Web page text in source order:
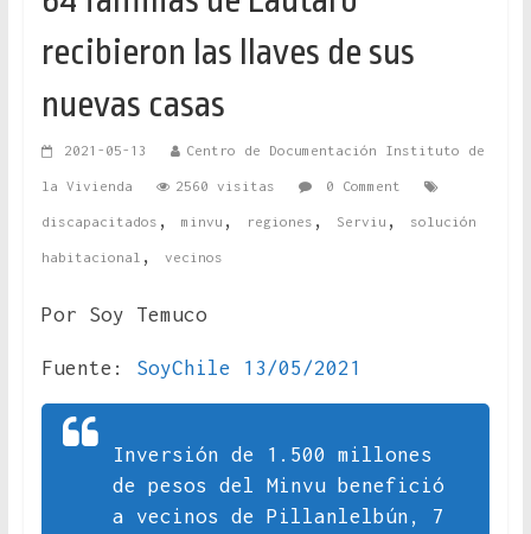
recibieron las llaves de sus
nuevas casas
2021-05-13 Centro de Documentación Instituto de
la Vivienda 2560 visitas 0 Comment
discapacitados , minvu , regiones , Serviu , solución
habitacional , vecinos
Por Soy Temuco
Fuente: SoyChile 13/05/2021
Inversión de 1.500 millones
de pesos del Minvu benefició
a vecinos de Pillanlelbún, 7